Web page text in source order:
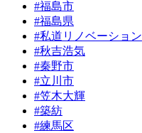
#福島市
#福島県
#私道リノベーション
#秋吉浩気
#秦野市
#立川市
#笠木大輝
#築紡
#練馬区